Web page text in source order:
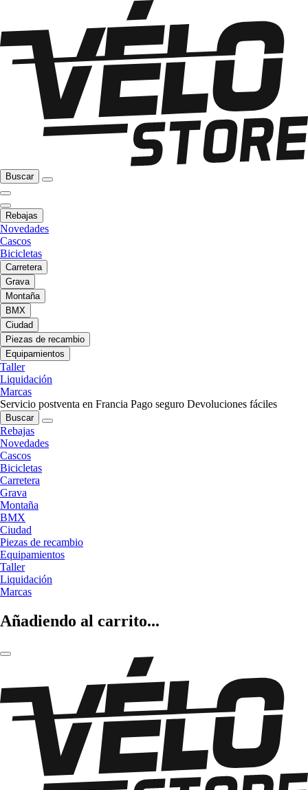
Buscar
Rebajas
Novedades
Cascos
Bicicletas
Carretera
Grava
Montaña
BMX
Ciudad
Piezas de recambio
Equipamientos
Taller
Liquidación
Marcas
Servicio postventa en Francia Pago seguro Devoluciones fáciles
Buscar
Rebajas
Novedades
Cascos
Bicicletas
Carretera
Grava
Montaña
BMX
Ciudad
Piezas de recambio
Equipamientos
Taller
Liquidación
Marcas
Añadiendo al carrito...